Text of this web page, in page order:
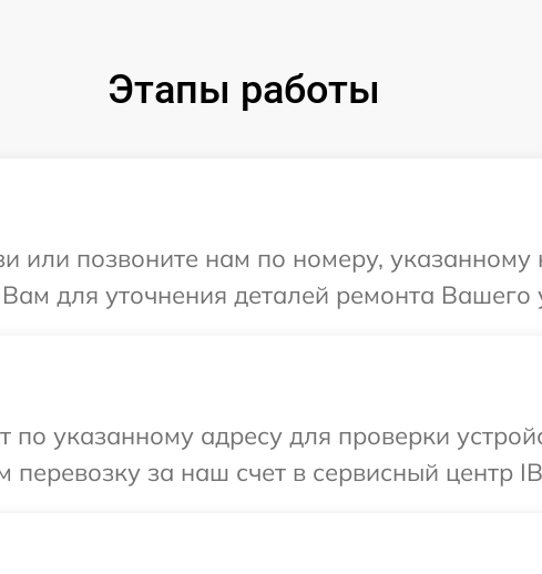
Этапы работы
или позвоните нам по номеру, указанному
для уточнения деталей ремонта Вашего
указанному адресу для проверки
за наш счет в сервисный центр